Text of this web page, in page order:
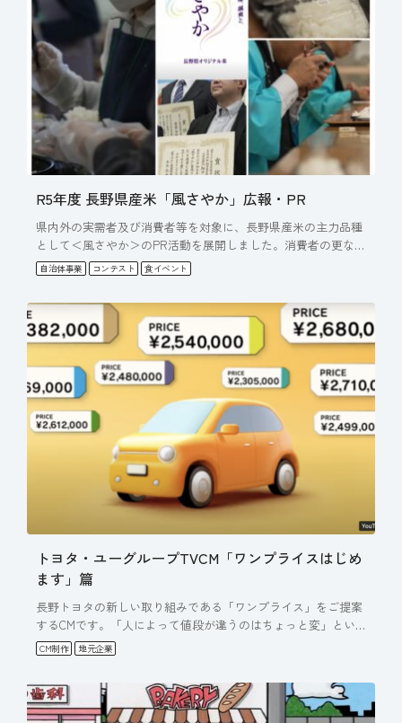
R5年度 長野県産米「風さやか」広報・PR
県内外の実需者及び消費者等を対象に、長野県産米の主力品種
として＜風さやか＞のPR活動を展開しました。消費者の更なる
認知度…
自治体事業 コンテスト 食イベント
トヨタ・ユーグループTVCM「ワンプライスはじめ
ます」篇
長野トヨタの新しい取り組みである「ワンプライス」をご提案
するCMです。「人によって値段が違うのはちょっと変」とい
う疑問を…
CM制作 地元企業